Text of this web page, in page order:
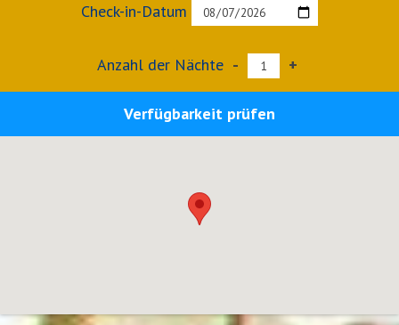
Check-in-Datum
Anzahl der Nächte - +
Verfügbarkeit prüfen